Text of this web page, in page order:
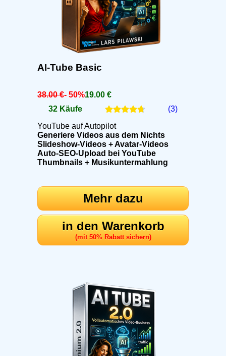
AI-Tube Basic
38.00 €- 50%19.00 €
32 Käufe
(3)
YouTube auf Autopilot
Generiere Videos aus dem Nichts
Slideshow-Videos + Avatar-Videos
Auto-SEO-Upload bei YouTube
Thumbnails + Musikuntermahlung
Mehr dazu
in den Warenkorb
(mit 50% Rabatt sichern)